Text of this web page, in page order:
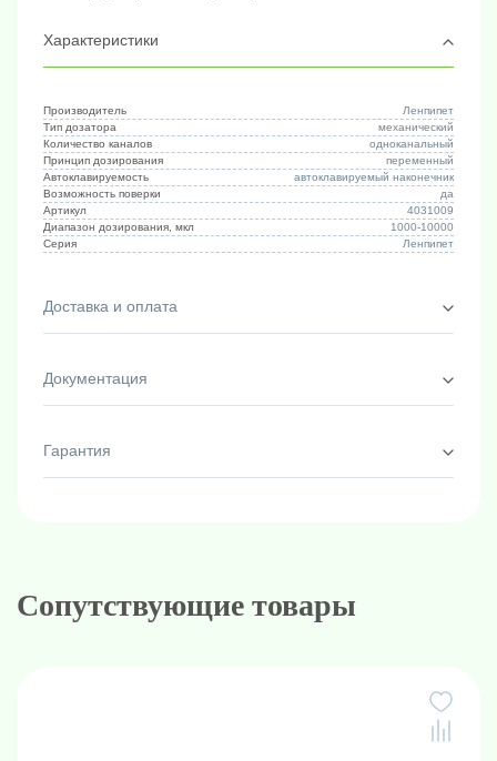
4-х разрядный дисплей
гарантия 12 месяцев
Характеристики
Производитель
Ленпипет
Тип дозатора
механический
Количество каналов
одноканальный
Принцип дозирования
переменный
Автоклавируемость
автоклавируемый наконечник
Возможность поверки
да
Артикул
4031009
Диапазон дозирования, мкл
1000-10000
Серия
Ленпипет
Доставка и оплата
Документация
Гарантия
Сопутствующие товары